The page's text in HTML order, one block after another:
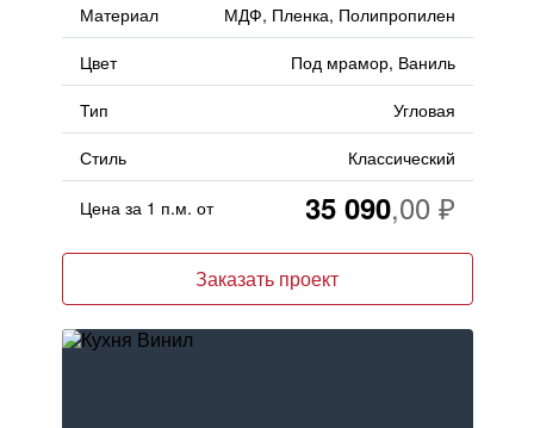
Материал
МДФ, Пленка, Полипропилен
Цвет
Под мрамор, Ваниль
Тип
Угловая
Стиль
Классический
Цена за 1 п.м. от 35 090
Заказать проект